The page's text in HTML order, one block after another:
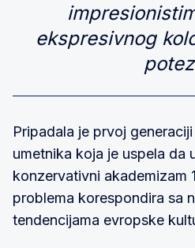
ekspresivnog
Pripadala je prvoj
umetnika koja je uspela da
konzervativni akademizam
problema korespondira sa
tendencijama evropske